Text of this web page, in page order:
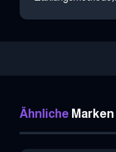
Ähnliche Marken